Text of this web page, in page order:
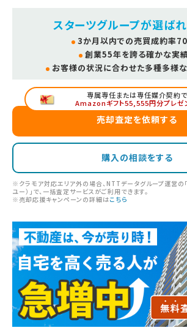
スターツグループが選ば
3か月以内での売買成約率
創業55年を誇る確かな実
お客様の状況に合わせた多種多様
専属専任または専任媒介契約で
Amazonギフト55,555円分プレゼ
売却査定を依頼する
購入の相談をする
※クラモア対応エリア外の場合、NTTデータグループ運営の
ユー）」で、一括査定サービスがご利用できます。
※売却応援キャンペーンの詳細はこちら